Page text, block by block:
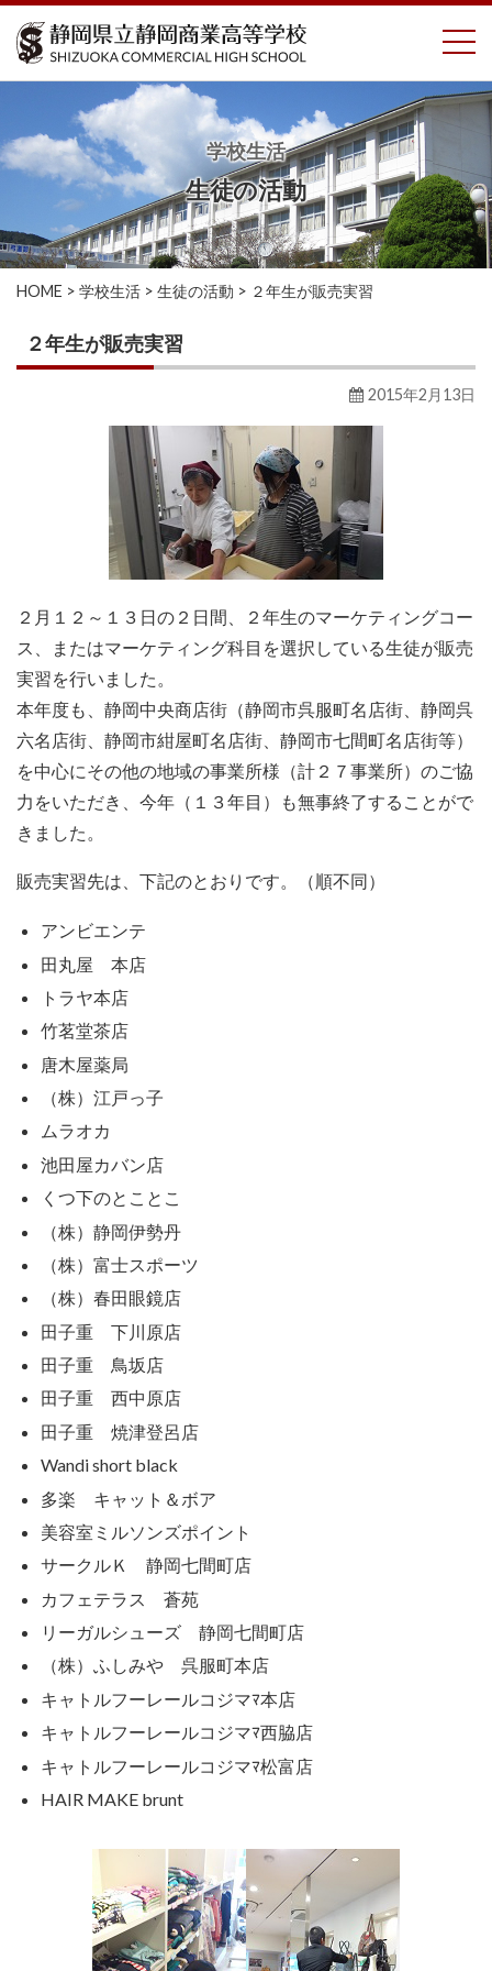
コ
へ
ス
プ
学校生活
生徒の活動
HOME > 学校生活> 生徒の活動 > ２年生が販売実習
２年生が販売実習
2015年2月13日
２月１２～１３日の２日間、２年生のマーケティングコー
ス、またはマーケティング科目を選択している生徒が販売
実習を行いました。
本年度も、静岡中央商店街（静岡市呉服町名店街、静岡呉
六名店街、静岡市紺屋町名店街、静岡市七間町名店街等）
を中心にその他の地域の事業所様（計２７事業所）のご協
力をいただき、今年（１３年目）も無事終了することがで
きました。
販売実習先は、下記のとおりです。（順不同）
アンビエンテ
田丸屋 本店
トラヤ本店
竹茗堂茶店
唐木屋薬局
（株）江戸っ子
ムラオカ
池田屋カバン店
くつ下のとことこ
（株）静岡伊勢丹
（株）富士スポーツ
（株）春田眼鏡店
田子重 下川原店
田子重 鳥坂店
田子重 西中原店
田子重 焼津登呂店
Wandi short black
多楽 キャット＆ボア
美容室ミルソンズポイント
サークルＫ 静岡七間町店
カフェテラス 蒼苑
リーガルシューズ 静岡七間町店
（株）ふしみや 呉服町本店
キャトルフーレールコジマﾏ本店
キャトルフーレールコジマﾏ西脇店
キャトルフーレールコジマﾏ松富店
HAIR MAKE brunt